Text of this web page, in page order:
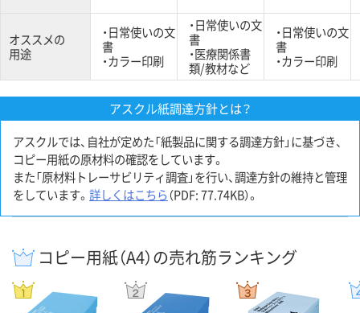
オススメの
用途
・日常使いの文
書
・カラー印刷
・日常使いの文
書
・医療関係書
類/教材など
・日常使いの文
書
・カラー印刷
アスクル紙調達方針とは？
アスクルでは、自社が定めた「紙製品に関する調達方針」に基づき、
コピー用紙の原材料の確認をしています。
また「原材料トレーサビリティ調査」を行い、調達方針の維持と管理
をしています。 詳しくはこちら（PDF: 77.74KB）。
コピー用紙（A4）の売れ筋ランキング